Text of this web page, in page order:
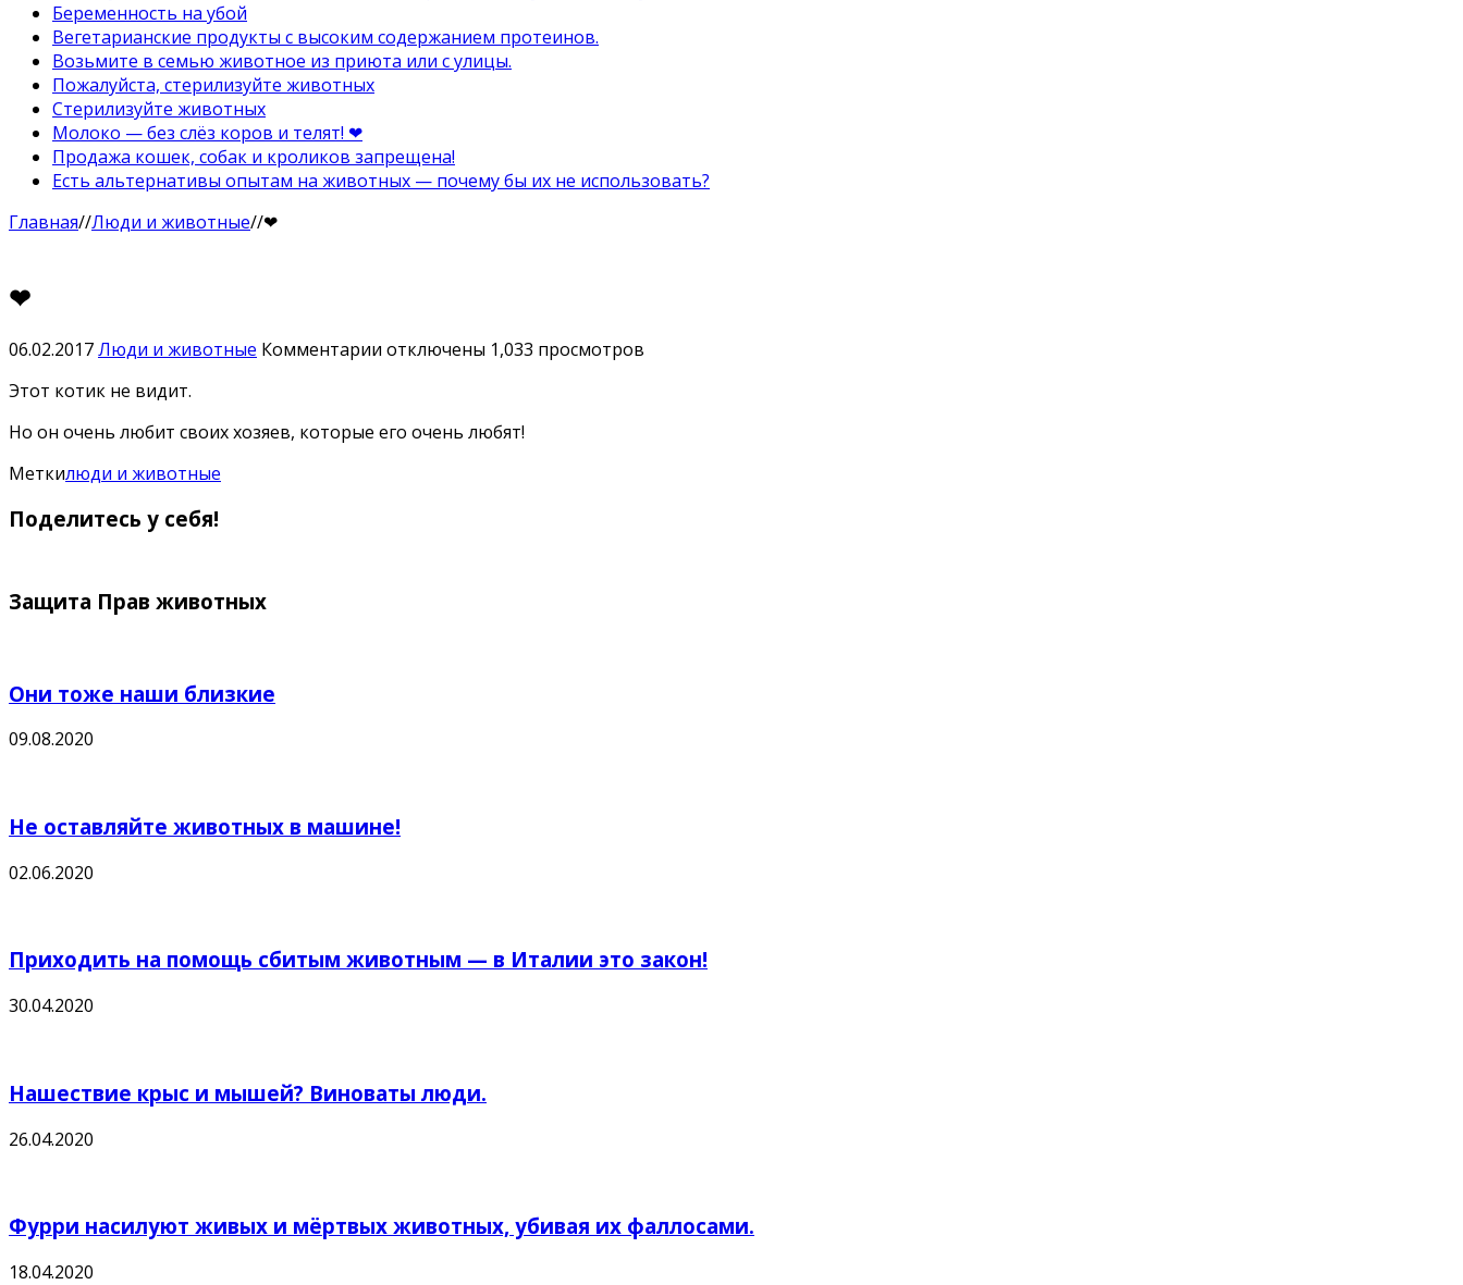
Беременность на убой
Вегетарианские продукты с высоким содержанием протеинов.
Возьмите в семью животное из приюта или с улицы.
Пожалуйста, стерилизуйте животных
Стерилизуйте животных
Молоко — без слёз коров и телят! ❤
Продажа кошек, собак и кроликов запрещена!
Есть альтернативы опытам на животных — почему бы их не использовать?
Главная//Люди и животные//❤
❤
06.02.2017Люди и животные Комментарии к
отключены 1,033 просмотров
Этот котик не видит.
Но он очень любит своих хозяев, которые его очень любят!
Меткилюди и животные
Поделитесь у себя!
Защита Прав животных
Они тоже наши близкие
09.08.2020
Не оставляйте животных в машине!
02.06.2020
Приходить на помощь сбитым животным — в Италии это закон!
30.04.2020
Нашествие крыс и мышей? Виноваты люди.
26.04.2020
Фурри насилуют живых и мёртвых животных, убивая их фаллосами.
18.04.2020